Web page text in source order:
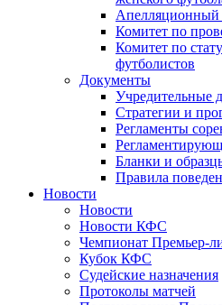
Апелляционный
Комитет по
Комитет по
футболистов
Документы
Учредительные
Стратегии и
Регламенты
Бланки и
Правила
Новости
Новости
Новости КФС
Чемпионат Премьер-
Кубок КФС
Судейские назначения
Протоколы матчей